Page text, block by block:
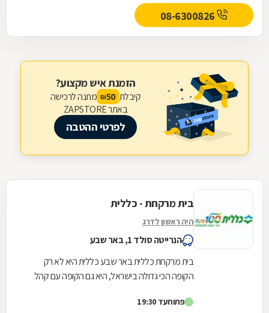
08-6300826
הזמנת איש מקצוע?
קיבלת 50
₪ מתנה לרכישה
באתר ZAPSTORE
לפרטי ההטבה
בית מרקחת - כללית
היה ראשון לדרג
הנרייטה סולד 1, באר שבע
בית מרקחת כללית באר שבע כללית היא לא רק
הקופה הכי גדולה בישראל, היא גם הקופה עם קהל
גאים לתת...
פתוחעד 19:30